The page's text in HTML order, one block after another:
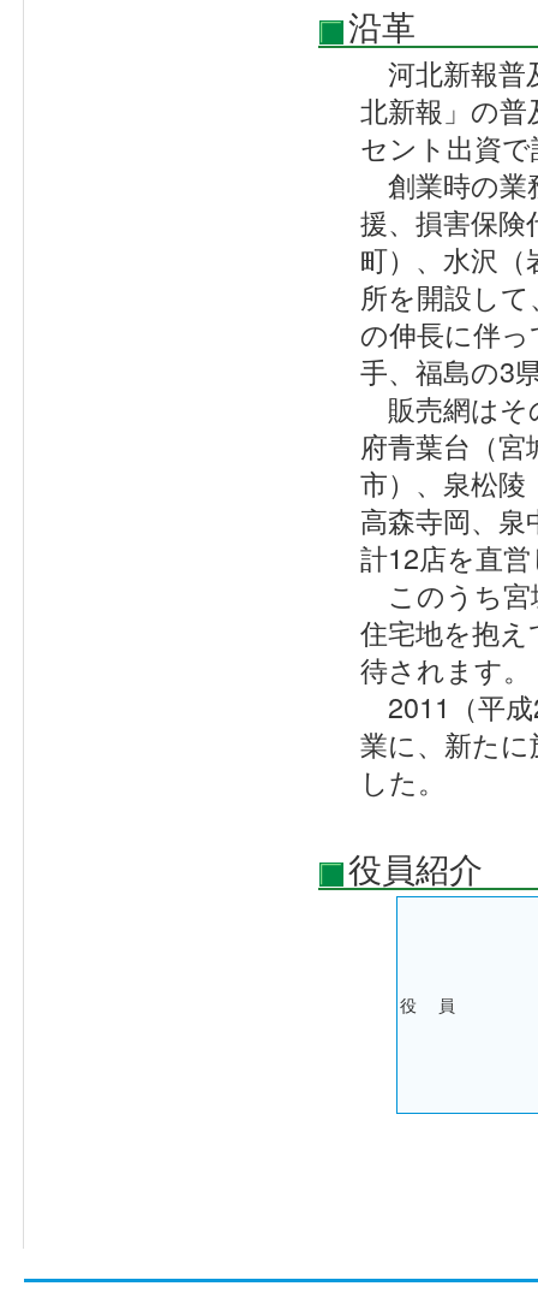
沿革
河北新報普
北新報」の
セント出資
創業時の業
援、損害保
町）、水沢
所を開設し
の伸長に伴
手、福島の3
販売網はそ
府青葉台（
市）、泉松陵
高森寺岡、
計12店を直
このうち宮
住宅地を抱
待されます。
2011（平
業に、新た
した。
役員紹介
役 員